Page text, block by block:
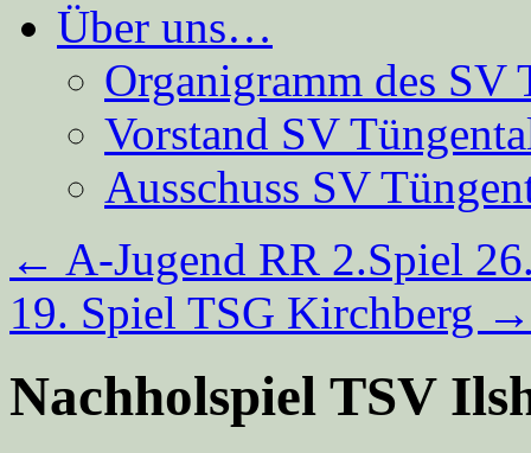
Über uns…
Organigramm des SV
Vorstand SV
Ausschuss SV
← A-Jugend RR 2.Spiel
19. Spiel TSG Kirchberg →
Nachholspiel TSV